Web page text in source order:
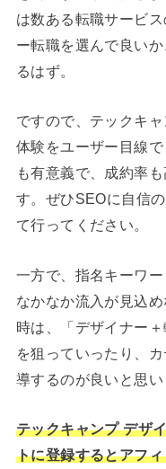
は数ある転職サービ
ー転職を選んで良い
るはず。
ですので、テックキ
体験をユーザー目線
も有意義で、成約率
す。ぜひSEOに自信
て行ってください。
一方で、指名キーワ
なかなか流入が見込
時は、「デザイナー
を狙っていったり、
導するのが良いと思い
テックキャンプ デザ
トに登録するとアフ